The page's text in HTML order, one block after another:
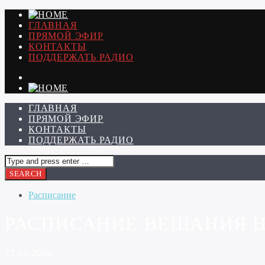
ГЛАВНАЯ
ПРЯМОЙ ЭФИР
КОНТАКТЫ
ПОДДЕРЖАТЬ РАДИО
ГЛАВНАЯ
ПРЯМОЙ ЭФИР
КОНТАКТЫ
ПОДДЕРЖАТЬ РАДИО
Расписание